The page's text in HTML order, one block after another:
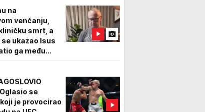
na
venčanju,
smrt, a
se ukazao Isus
ga među
se
je provocirao